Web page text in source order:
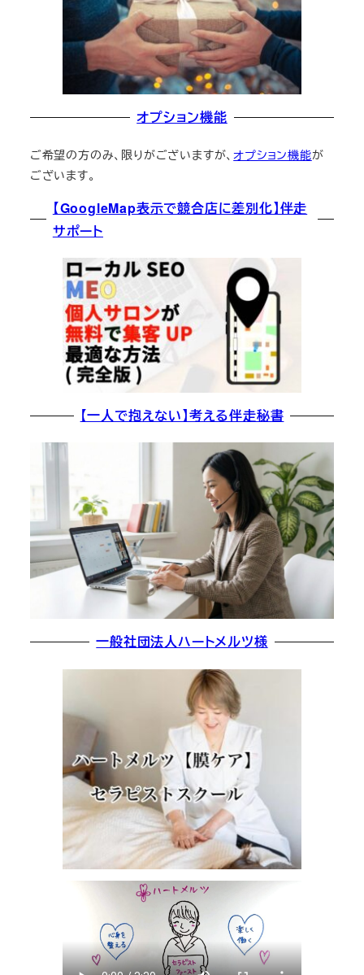
オプション機能
ご希望の方のみ、限りがございますが、オプション機能が
ございます。
【GoogleMap表示で競合店に差別化】伴走
サポート
【一人で抱えない】考える伴走秘書
一般社団法人ハートメルツ様